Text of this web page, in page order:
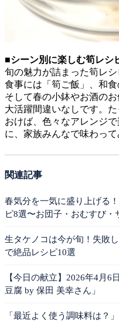
■シーン別に楽しむ筍レシ
旬の魅力が詰まった筍レ
食事には「筍ご飯」、和
そして春の小鉢やお酒の
大活躍間違いなしです。
おけば、色々なアレンジ
に、家族みんなで味わって
関連記事
春気分を一気に盛り上げる
ピ8選〜お団子・おむすび・
生タケノコは今が旬！失敗
で絶品レシピ10選
【今日の献立】2026年4月6
豆腐 by 保田 美幸さん」
「最近よく使う調味料は？